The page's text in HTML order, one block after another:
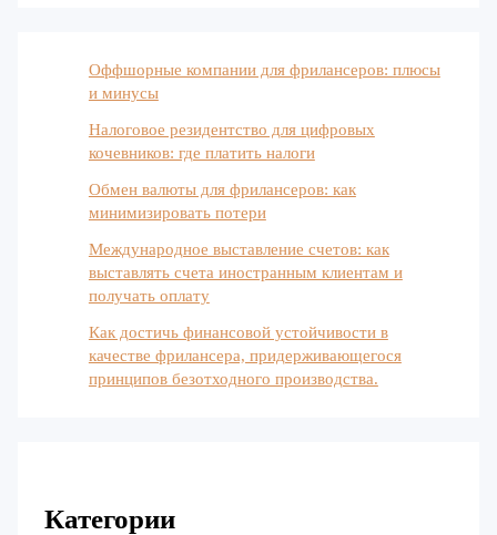
Оффшорные компании для фрилансеров: плюсы
и минусы
Налоговое резидентство для цифровых
кочевников: где платить налоги
Обмен валюты для фрилансеров: как
минимизировать потери
Международное выставление счетов: как
выставлять счета иностранным клиентам и
получать оплату
Как достичь финансовой устойчивости в
качестве фрилансера, придерживающегося
принципов безотходного производства.
Категории